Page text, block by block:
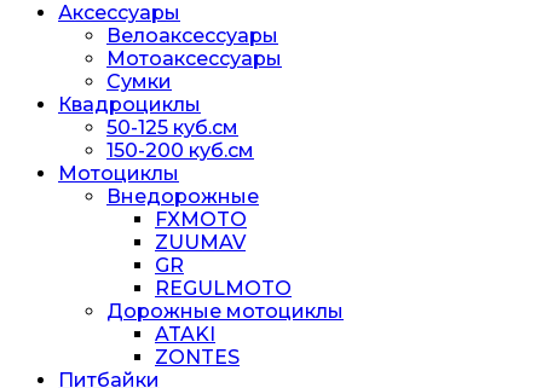
Аксессуары
Велоаксессуары
Мотоаксессуары
Сумки
Квадроциклы
50-125 куб.см
150-200 куб.см
Мотоциклы
Внедорожные
FXMOTO
ZUUMAV
GR
REGULMOTO
Дорожные мотоциклы
ATAKI
ZONTES
Питбайки